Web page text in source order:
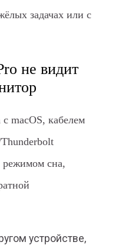
задачах или с
не видит
macOS, кабелем
режимом сна,
устройстве,